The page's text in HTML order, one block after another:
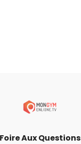
Foire Aux Questions